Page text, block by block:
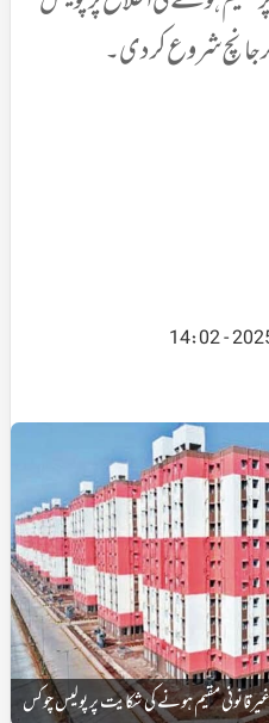
جانچ شرو ع کردی۔
مقیم ہونے کی شکایت پر پولیس چوکس